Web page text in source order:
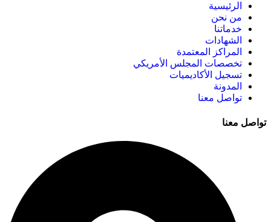
الرئيسية
من نحن
خدماتنا
الشهادات
المراكز المعتمدة
تخصصات المجلس الأمريكي
تسجيل الأكاديميات
المدونة
تواصل معنا
تواصل معنا